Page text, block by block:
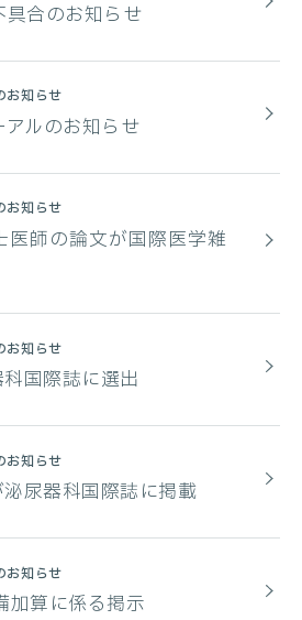
具合のお知らせ
お知らせ
ルのお知らせ
お知らせ
医師の論文が国際医学雑
お知らせ
国際誌に選出
お知らせ
尿器科国際誌に掲載
お知らせ
加算に係る掲示